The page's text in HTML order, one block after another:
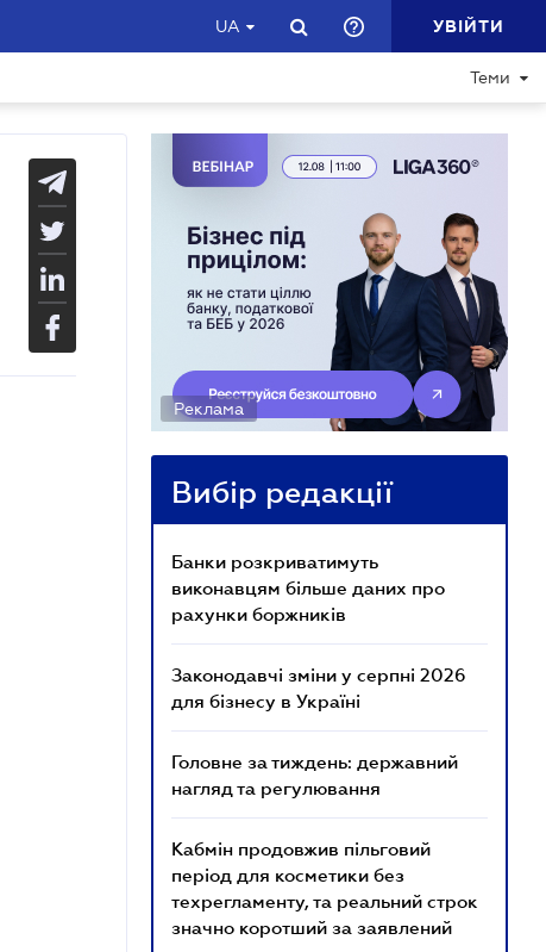
UA УВІЙТИ
Теми
Реклама
Вибір редакції
Банки розкриватимуть
виконавцям більше даних про
рахунки боржників
Законодавчі зміни у серпні 2026
для бізнесу в Україні
Головне за тиждень: державний
нагляд та регулювання
Кабмін продовжив пільговий
період для косметики без
техрегламенту, та реальний строк
значно коротший за заявлений